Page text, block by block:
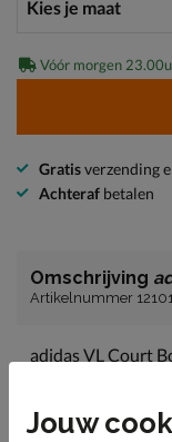
Vóór morgen
Gratisverzending
Achteraf betalen
Omschrijving
Artikelnummer
adidas VL Court
met trendy
Jouw